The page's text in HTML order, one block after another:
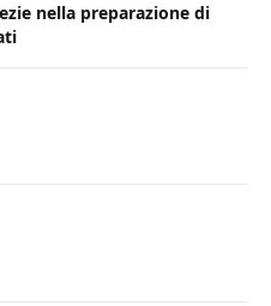
nella preparazione di